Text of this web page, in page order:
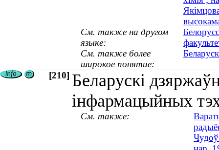
См. также на другом
языке:
См. также более
широкое понятие:
[210] Беларускі
інфармацыйных
См. также: